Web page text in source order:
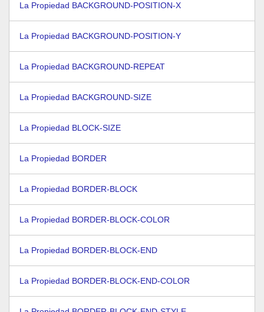
La Propiedad BACKGROUND-POSITION-X
La Propiedad BACKGROUND-POSITION-Y
La Propiedad BACKGROUND-REPEAT
La Propiedad BACKGROUND-SIZE
La Propiedad BLOCK-SIZE
La Propiedad BORDER
La Propiedad BORDER-BLOCK
La Propiedad BORDER-BLOCK-COLOR
La Propiedad BORDER-BLOCK-END
La Propiedad BORDER-BLOCK-END-COLOR